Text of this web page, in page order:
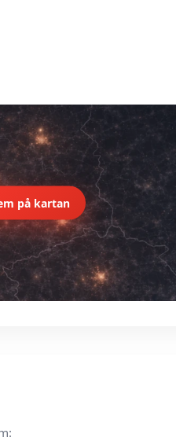
på kartan